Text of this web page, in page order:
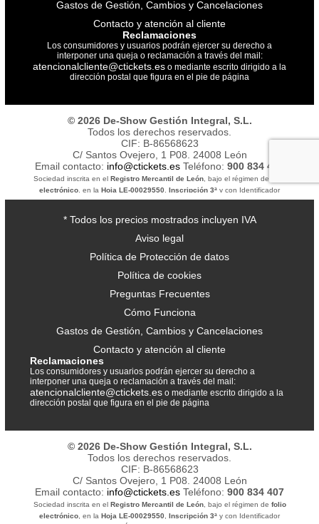
* Todos los precios mostrados incluyen IVA
Aviso legal
Política de Protección de datos
Política de cookies
Preguntas Frecuentes
Cómo Funciona
Gastos de Gestión, Cambios y Cancelaciones
Contacto y atención al cliente
Reclamaciones
Los consumidores y usuarios podrán ejercer su derecho a
interponer una queja o reclamación a través del mail:
atencionalcliente@ctickets.es o mediante escrito dirigido a la
dirección postal que figura en el pie de página
© 2026 De-Show Gestión Integral, S.L.
Todos los derechos reservados.
CIF: B-86568623
C/ Santos Ovejero, 1 P08. 24008 León
Email contacto: info@ctickets.es Teléfono: 900 834 407
Sociedad inscrita en el Registro Mercantil de León, bajo el régimen de folio
electrónico, en la Hoja LE-00029550, Inscripción 3ª y con Identificador